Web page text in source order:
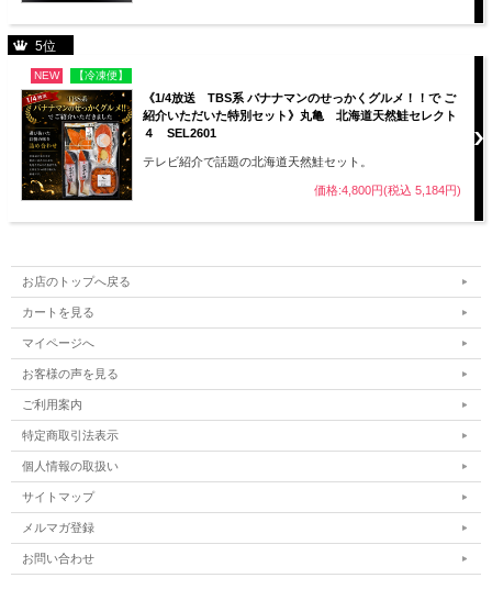
5位
NEW 【冷凍便】
《1/4放送 TBS系 バナナマンのせっかくグルメ！！で ご
紹介いただいた特別セット》丸亀 北海道天然鮭セレクト
４ SEL2601
テレビ紹介で話題の北海道天然鮭セット。
価格:4,800円(税込 5,184円)
お店のトップへ戻る
カートを見る
マイページへ
お客様の声を見る
ご利用案内
特定商取引法表示
個人情報の取扱い
サイトマップ
メルマガ登録
お問い合わせ